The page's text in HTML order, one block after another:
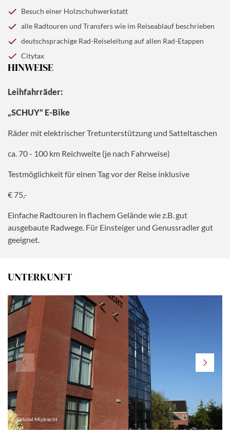
Abendessen erwartet.(ca. 45 km; einfach)
nach Egmond aan Zee. Genießen Sie hier ein kühles
Fußbad in der Nordsee. Rückfahrt ins Hotel zum
gemeinsamen Abendessen.(ca. 45 km; einfach)
Besuch einer Holzschuhwerkstatt
alle Radtouren und Transfers wie im Reiseablauf beschrieben
deutschsprachige Rad-Reiseleitung auf allen Rad-Etappen
Citytax
HINWEISE
Leihfahrräder:
„SCHUY“ E-Bike
Räder mit elektrischer Tretunterstützung und Satteltaschen
ca. 70 - 100 km Reichweite (je nach Fahrweise)
Testmöglichkeit für einen Tag vor der Reise inklusive
€ 75,-
Einfache Radtouren in flachem Gelände wie z.B. gut
ausgebaute Radwege. Für Einsteiger und Genussradler gut
geeignet.
UNTERKUNFT
©Hotel Mijdrecht